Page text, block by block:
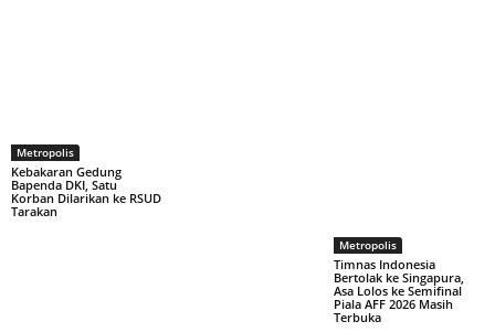
Metropolis
Kebakaran Gedung
Bapenda DKI, Satu
Korban Dilarikan ke RSUD
Tarakan
Metropolis
Timnas Indonesia
Bertolak ke Singapura,
Asa Lolos ke Semifinal
Piala AFF 2026 Masih
Terbuka